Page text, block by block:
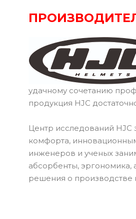
удачному сочетанию
продукция HJC
Центр исследований
комфорта,
инженеров и ученых
абсорбенты, эргономика,
решения о производстве